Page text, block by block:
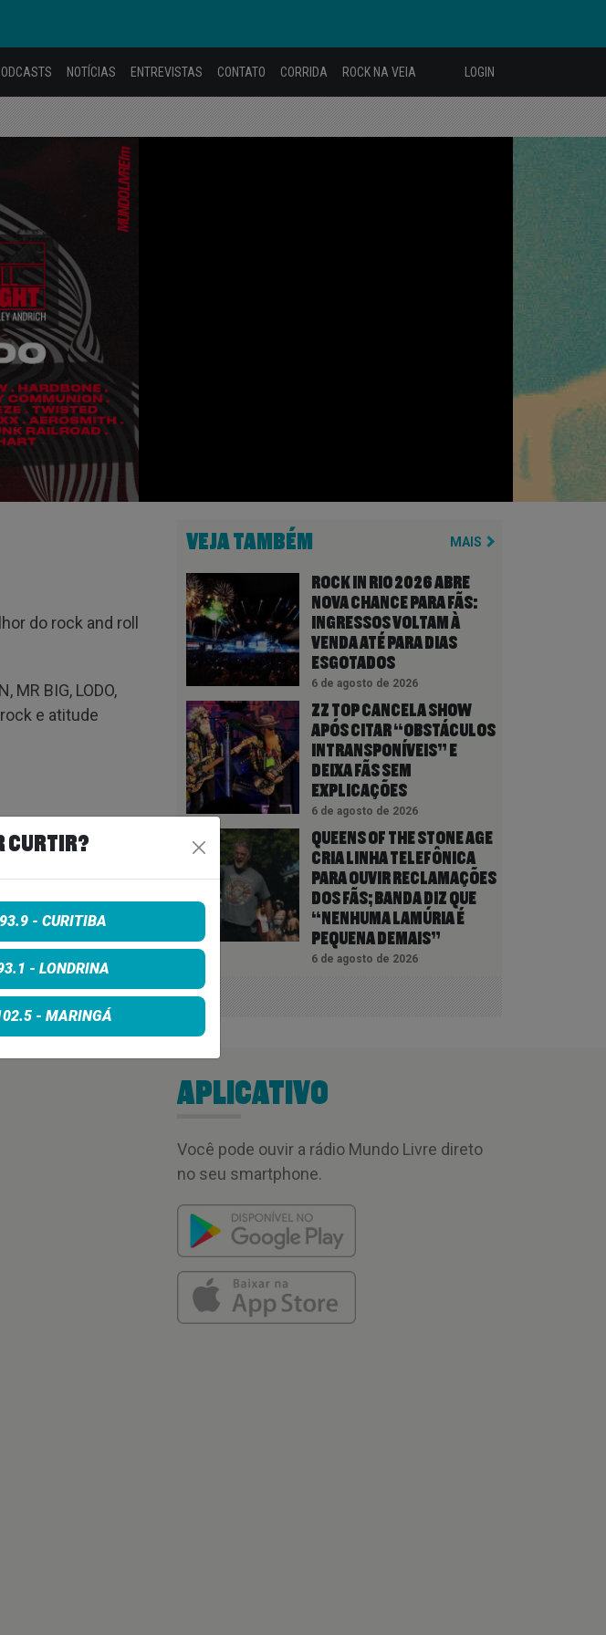
NOTÍCIAS ENTREVISTAS CONTATO CORRIDA ROCK NA VEIA LOGIN
do rock and roll
MR BIG, LODO,
e atitude
00:59:13
VEJA TAMBÉM MAIS
ROCK IN RIO 2026 ABRE
NOVA CHANCE PARA FÃS:
INGRESSOS VOLTAM À
VENDA ATÉ PARA DIAS
ESGOTADOS
6 de agosto de 2026
ZZ TOP CANCELA SHOW
APÓS CITAR “OBSTÁCULOS
INTRANSPONÍVEIS” E
DEIXA FÃS SEM
EXPLICAÇÕES
6 de agosto de 2026
QUEENS OF THE STONE AGE
CRIA LINHA TELEFÔNICA
PARA OUVIR RECLAMAÇÕES
DOS FÃS; BANDA DIZ QUE
“NENHUMA LAMÚRIA É
PEQUENA DEMAIS”
6 de agosto de 2026
APLICATIVO
Você pode ouvir a rádio Mundo Livre direto
no seu smartphone.
CURTIR?
- CURITIBA
- LONDRINA
- MARINGÁ